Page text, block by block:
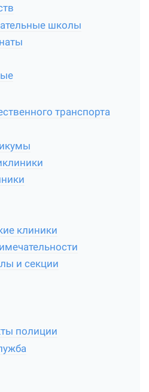
школы
транспорта
клиники
и секции
полиции